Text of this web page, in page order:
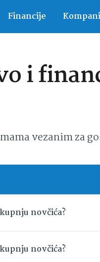
Financije
i
vezanim za
novčića?
novčića?